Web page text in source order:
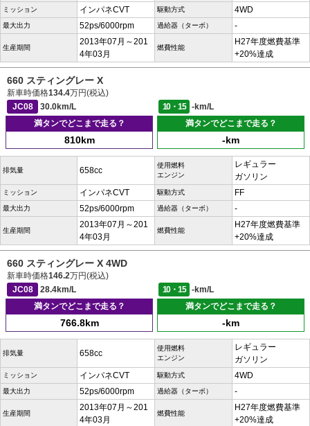
ミッション インパネCVT 駆動方式 4WD
最大出力 52ps/6000rpm 過給器（ターボ） -
生産期間
2013年07月～201
4年03月
燃費性能
H27年度燃費基準
+20%達成
660 スティングレー X
新車時価格134.4万円(税込)
JC08
30.0km/L 10・15
-km/L
満タンでどこまで走る？
810km
満タンでどこまで走る？
-km
排気量 658cc
使用燃料
エンジン
レギュラー
ガソリン
ミッション インパネCVT 駆動方式 FF
最大出力 52ps/6000rpm 過給器（ターボ） -
生産期間
2013年07月～201
4年03月
燃費性能
H27年度燃費基準
+20%達成
660 スティングレー X 4WD
新車時価格146.2万円(税込)
JC08
28.4km/L 10・15
-km/L
満タンでどこまで走る？
766.8km
満タンでどこまで走る？
-km
排気量 658cc
使用燃料
エンジン
レギュラー
ガソリン
ミッション インパネCVT 駆動方式 4WD
最大出力 52ps/6000rpm 過給器（ターボ） -
生産期間
2013年07月～201
4年03月
燃費性能
H27年度燃費基準
+20%達成